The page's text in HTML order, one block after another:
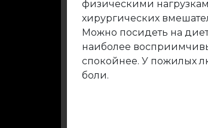
физическими
хирургических
Можно посидеть на
наиболее
спокойнее. У пожилых
боли.